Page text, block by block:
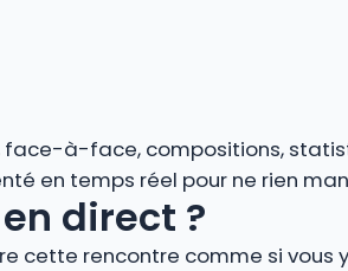
face-à-face, compositions,
en temps réel pour ne rien
direct ?
cette rencontre comme si vous